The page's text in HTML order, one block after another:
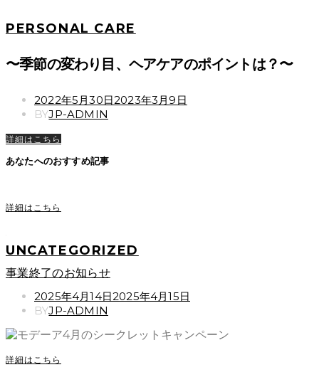
PERSONAL CARE
〜季節の変わり目、ヘアケアのポイントは？〜
POSTED
ON
2022年5月30日2023年3月9日
BYJP-ADMIN
詳細はこちら
あなたへのおすすめ記事
詳細はこちら
UNCATEGORIZED
事業終了のお知らせ
POSTED
ON
2025年4月14日2025年4月15日
BYJP-ADMIN
詳細はこちら